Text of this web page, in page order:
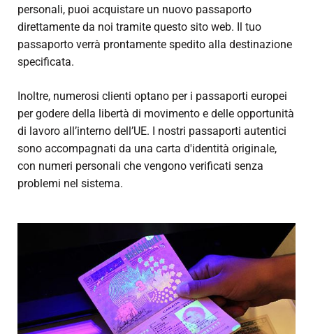
personali, puoi acquistare un nuovo passaporto
direttamente da noi tramite questo sito web. Il tuo
passaporto verrà prontamente spedito alla destinazione
specificata.
Inoltre, numerosi clienti optano per i passaporti europei
per godere della libertà di movimento e delle opportunità
di lavoro all’interno dell’UE. I nostri passaporti autentici
sono accompagnati da una carta d'identità originale,
con numeri personali che vengono verificati senza
problemi nel sistema.